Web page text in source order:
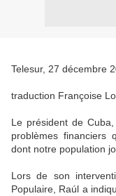
Telesur, 27 décembre
traduction Françoise
Le président de
problèmes financiers
dont notre population
Lors de son
Populaire, Raúl a